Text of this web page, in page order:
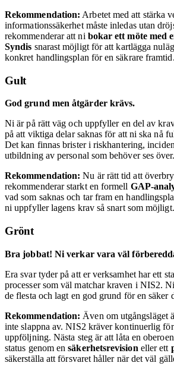
Rekommendation: Arbetet med att stärka
informationssäkerhet måste inledas utan
rekommenderar att ni bokar ett möte med
Syndis snarast möjligt för att kartlägga
konkret handlingsplan för en säkrare framtid.
Gult
God grund men åtgärder krävs.
Ni är på rätt väg och uppfyller en del av
på att viktiga delar saknas för att ni ska nå
Det kan finnas brister i riskhantering,
utbildning av personal som behöver ses över.
Rekommendation: Nu är rätt tid att
rekommenderar starkt en formell GAP-
vad som saknas och tar fram en
ni uppfyller lagens krav så snart som möjligt.
Grönt
Bra jobbat! Ni verkar vara väl
Era svar tyder på att er verksamhet har ett
processer som väl matchar kraven i NIS2.
de flesta och lagt en god grund för en säker
Rekommendation: Även om utgångsläget
inte slappna av. NIS2 kräver kontinuerlig
uppföljning. Nästa steg är att låta en
status genom ensäkerhetsrevision eller ett
säkerställa att försvaret håller när det väl